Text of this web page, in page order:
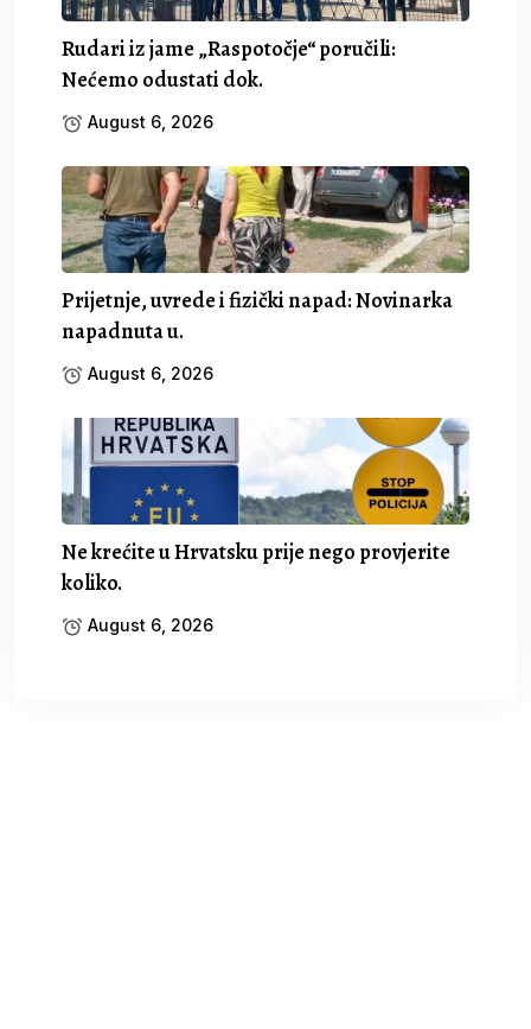
Rudari iz jame „Raspotočje“ poručili:
Nećemo odustati dok.
August 6, 2026
Prijetnje, uvrede i fizički napad: Novinarka
napadnuta u.
August 6, 2026
Ne krećite u Hrvatsku prije nego provjerite
koliko.
August 6, 2026